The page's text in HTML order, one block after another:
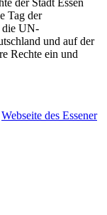
der Stadt Essen
Tag der
die UN-
und auf der
Rechte ein und
Webseite des Essener